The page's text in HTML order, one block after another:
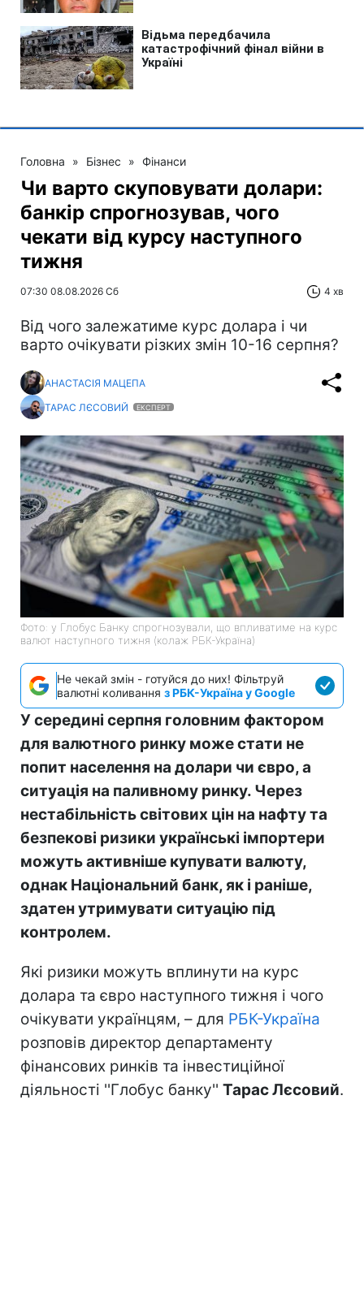
Головна » Бізнес » Фінанси
Чи варто скуповувати долари:
банкір спрогнозував, чого
чекати від курсу наступного
тижня
07:30 08.08.2026 Сб 4 хв
Від чого залежатиме курс долара і чи
варто очікувати різких змін 10-16 серпня?
АНАСТАСІЯ МАЦЕПА
ТАРАС ЛЄСОВИЙ
ЕКСПЕРТ
Фото: у Глобус Банку спрогнозували, що впливатиме на курс
валют наступного тижня (колаж РБК-Україна)
Не чекай змін - готуйся до них! Фільтруй
валютні коливання з РБК-Україна у Google
У середині серпня головним фактором
для валютного ринку може стати не
попит населення на долари чи євро, а
ситуація на паливному ринку. Через
нестабільність світових цін на нафту та
безпекові ризики українські імпортери
можуть активніше купувати валюту,
однак Національний банк, як і раніше,
здатен утримувати ситуацію під
контролем.
Які ризики можуть вплинути на курс
долара та євро наступного тижня і чого
очікувати українцям, – для РБК-Україна
розповів директор департаменту
фінансових ринків та інвестиційної
діяльності ''Глобус банку'' Тарас Лєсовий.